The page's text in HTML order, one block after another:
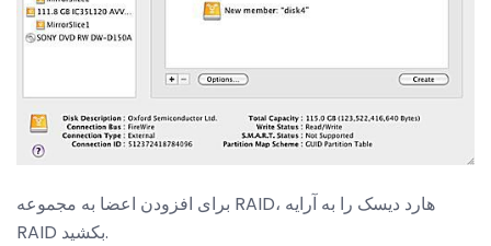
برای افزودن اعضا به مجموعه RAID، هارد دیسک را به آرایه
RAID بکشید.